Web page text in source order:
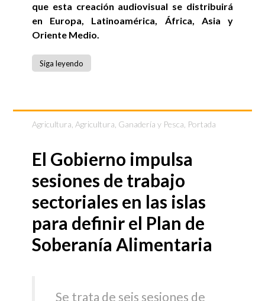
que esta creación audiovisual se distribuirá
en Europa, Latinoamérica, África, Asia y
Oriente Medio.
Siga leyendo
Agricultura ,Agricultura, Ganadería y Pesca Portada
El Gobierno impulsa
sesiones de trabajo
sectoriales en las islas
para definir el Plan de
Soberanía Alimentaria
Se trata de seis sesiones de